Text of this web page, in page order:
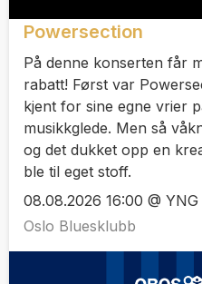
Powersection
På denne konserten får
rabatt! Først var
kjent for sine egne vrier
musikkglede. Men så
og det dukket opp en
ble til eget stoff.
08.08.2026 16:00 @
Oslo Bluesklubb